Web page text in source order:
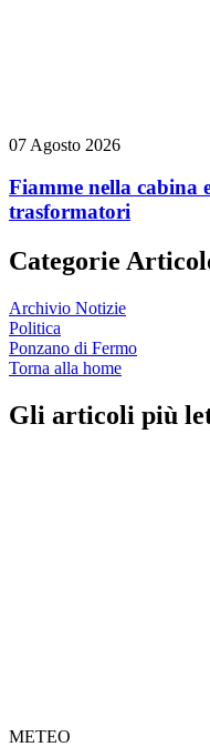
07 Agosto 2026
Fiamme nella cabina
trasformatori
Categorie
Archivio Notizie
Politica
Ponzano di Fermo
Torna alla home
Gli articoli più
METEO